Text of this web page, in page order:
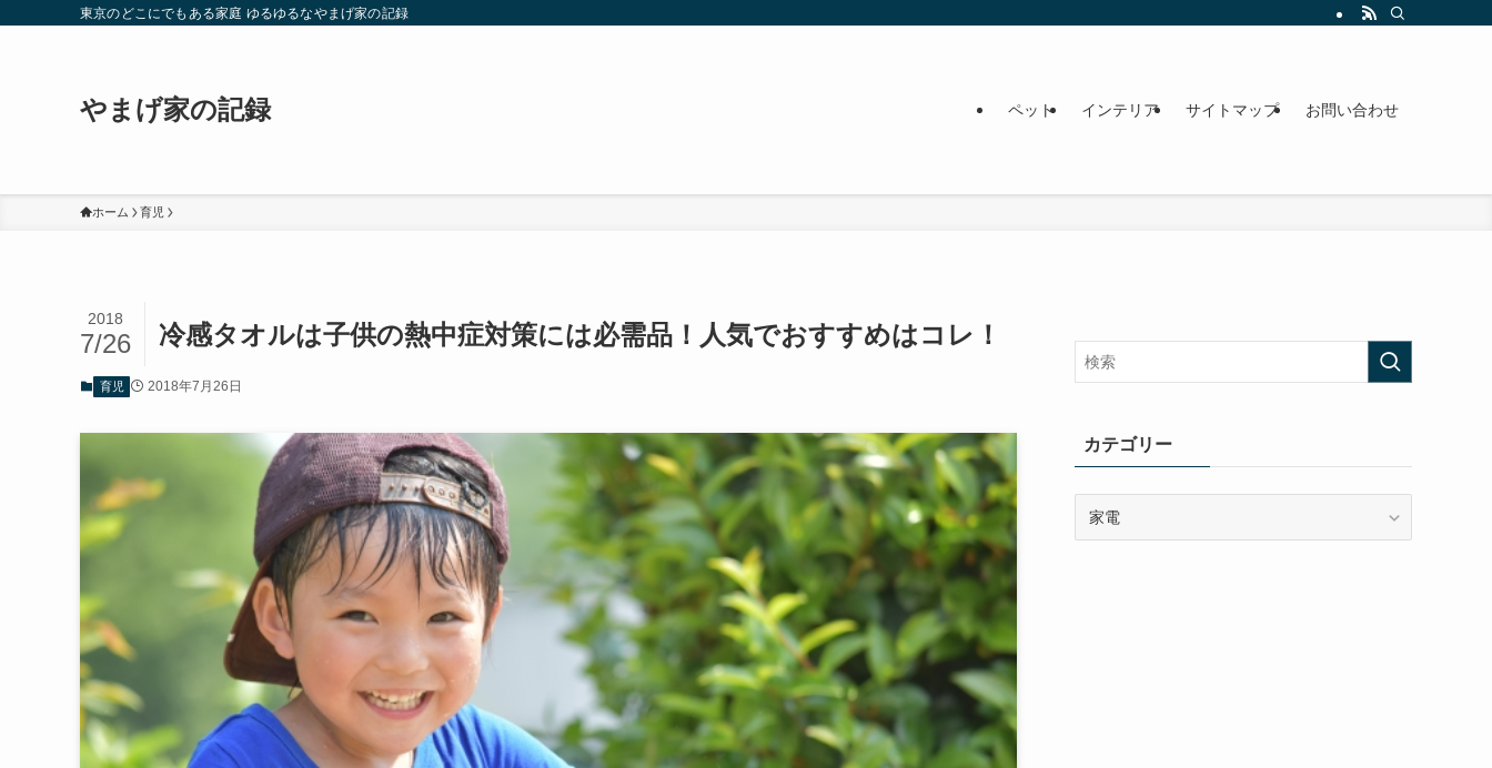
東京のどこにでもある家庭 ゆるゆるなやまげ家の記録
やまげ家の記録 ペット インテリア サイトマップ お問い合わせ
ホーム 育児
冷感タオルは子供の熱中症対策には必需品！人気でおすすめはコレ！
2018
7/26
育児 2018年7月26日
カテゴリー